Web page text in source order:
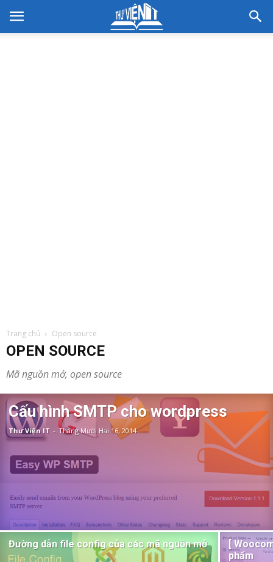
Trang chủ Open source
OPEN SOURCE
Mã nguồn mở, open source
Cấu hình SMTP cho wordpress
Thư Viện IT - Tháng Mười Hai 16, 2014
Đường dẫn file config của các mã nguồn mở
[
phẩm